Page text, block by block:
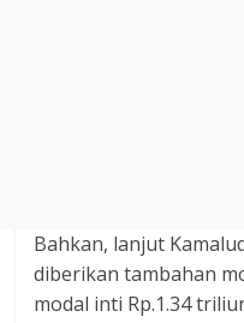
Bahkan, lanjut
diberikan tambahan
modal inti Rp.1.34